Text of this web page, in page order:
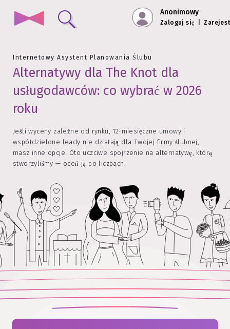
Anonimowy
Zaloguj się
Internetowy Asystent Planowania Ślubu
Alternatywy dla The Knot dla
usługodawców: co wybrać w 2026
roku
Jeśli wyceny zależne od rynku, 12-miesięczne umowy i
współdzielone leady nie działają dla Twojej firmy ślubnej,
masz inne opcje. Oto uczciwe spojrzenie na alternatywę, którą
stworzyliśmy — oceń ją po liczbach.